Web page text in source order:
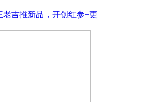
老吉推新品，开创红参+更